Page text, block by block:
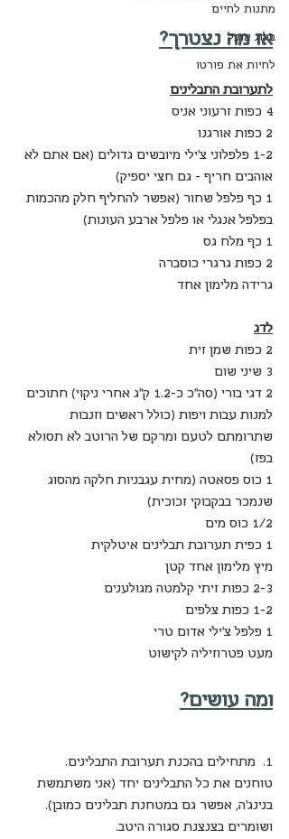
מתנות לחיים
בלוג אוכל
לחיות את פורטו
אז מה נצטרך?
לתערובת התבלינים
4 כפות זרעוני אניס
2 כפות אורגנו
1-2 פלפלוני צ'ילי מיובשים גדולים (אם אתם לא
אוהבים חריף - גם חצי יספיק)
1 כף פלפל שחור (אפשר להחליף חלק מהכמות
בפלפל אנגלי או פלפל ארבע העונות)
1 כף מלח גס
2 כפות גרגרי כוסברה
גרידה מלימון אחד
לדג
2 כפות שמן זית
3 שיני שום
2 דגי בורי (סה"כ כ-1.2 ק"ג אחרי ניקוי) חתוכים
למנות עבות ויפות (כולל ראשים וזנבות
שתרומתם לטעם ומרקם של הרוטב לא תסולא
בפז)
1 כוס פסאטה (מחית עגבניות חלקה מהסוג
שנמכר בבקבוקי זכוכית)
1/2 כוס מים
1 כפית תערובת תבלינים איטלקית
מיץ מלימון אחד קטן
2-3 כפות זיתי קלמטה מגולענים
1-2 כפות צלפים
1 פלפל צ'ילי אדום טרי
מעט פטרוזיליה לקישוט
ומה עושים?
1.  מתחילים בהכנת תערובת התבלינים.
טוחנים את כל התבלינים יחד (אני משתמשת
בנינג'ה, אפשר גם במטחנת תבלינים כמובן).
ושומרים בצנצנת סגורה היטב.